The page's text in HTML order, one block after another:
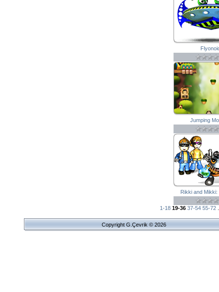
Jumping
Rikki and Mikki:
1-18 19-36 37-54 55-72
Copyright G.Çevrik © 2026